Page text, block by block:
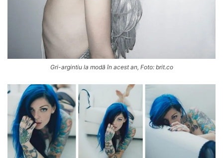
Gri-argintiu la modă în acest an, Foto: brit.co